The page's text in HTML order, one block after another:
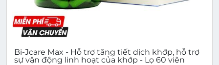
Bi-Jcare Max - Hỗ trợ tăng tiết dịch khớp, hỗ trợ
sự vận động linh hoạt của khớp - Lọ 60 viên